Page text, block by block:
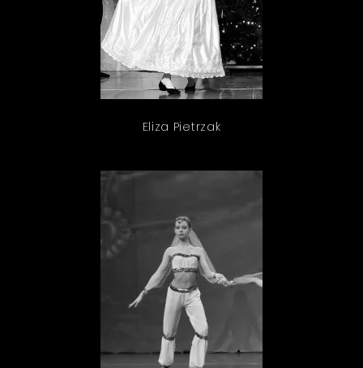
Eliza Pietrzak